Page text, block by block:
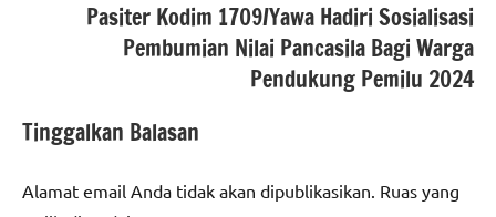
Pasiter Kodim 1709/Yawa Hadiri Sosialisasi
Pembumian Nilai Pancasila Bagi Warga
Pendukung Pemilu 2024
Tinggalkan Balasan
Alamat email Anda tidak akan dipublikasikan. Ruas yang